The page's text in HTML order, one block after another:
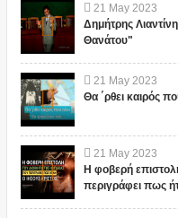
21 May 2023
Δημήτρης
Θανάτου"
21 May 2023
Θα ΄ρθει καιρός
21 May 2023
Η φοβερή
περιγράφει πως